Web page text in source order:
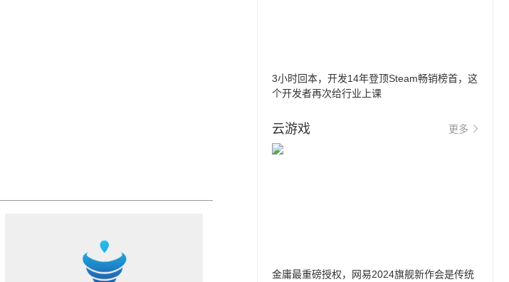
3小时回本，开发14年登顶Steam畅销榜首，这
个开发者再次给行业上课
云游戏 更多
金庸最重磅授权，网易2024旗舰新作会是传统